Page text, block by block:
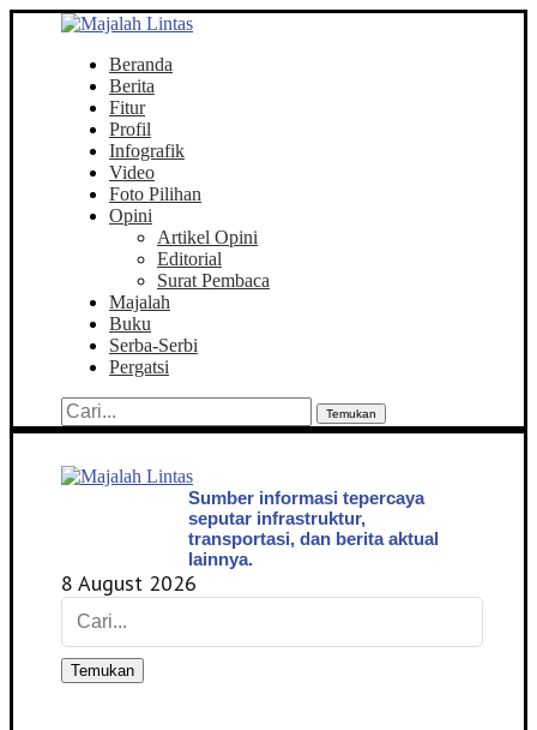
Beranda
Berita
Fitur
Profil
Infografik
Video
Foto Pilihan
Opini
Artikel Opini
Editorial
Surat Pembaca
Majalah
Buku
Serba-Serbi
Pergatsi
Temukan
Sumber informasi tepercaya
seputar infrastruktur,
transportasi, dan berita aktual
lainnya.
8 August 2026
Temukan